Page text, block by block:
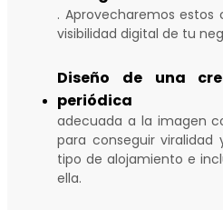
. Aprovecharemos estos
visibilidad digital de tu
Diseño de una
periódica
adecuada a la imagen
para conseguir viralidad
tipo de alojamiento e
ella.